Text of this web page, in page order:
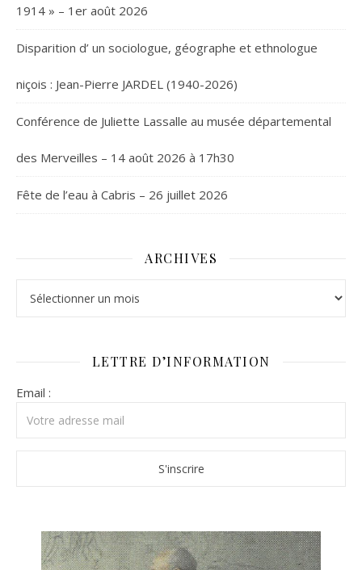
1914 » – 1er août 2026
Disparition d’ un sociologue, géographe et ethnologue
niçois : Jean-Pierre JARDEL (1940-2026)
Conférence de Juliette Lassalle au musée départemental
des Merveilles – 14 août 2026 à 17h30
Fête de l’eau à Cabris – 26 juillet 2026
ARCHIVES
LETTRE D’INFORMATION
Email :